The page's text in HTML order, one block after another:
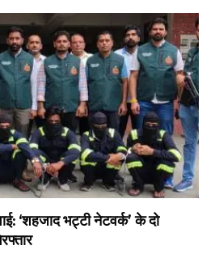
‘शहजाद भट्टी नेटवर्क’ के दो